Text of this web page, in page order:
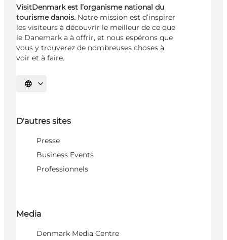
VisitDenmark est l’organisme national du
tourisme danois. Notre mission est d’inspirer
les visiteurs à découvrir le meilleur de ce que
le Danemark a à offrir, et nous espérons que
vous y trouverez de nombreuses choses à
voir et à faire.
Choisissez la langue
D'autres sites
Presse
Business Events
Professionnels
Media
Denmark Media Centre